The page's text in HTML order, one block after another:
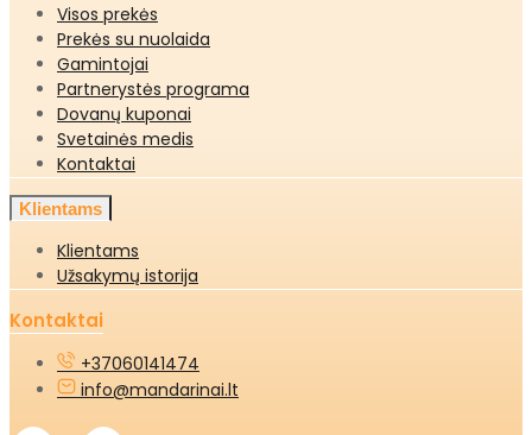
Visos prekės
Prekės su nuolaida
Gamintojai
Partnerystės programa
Dovanų kuponai
Svetainės medis
Kontaktai
Klientams
Klientams
Užsakymų istorija
Kontaktai
+37060141474
info@mandarinai.lt